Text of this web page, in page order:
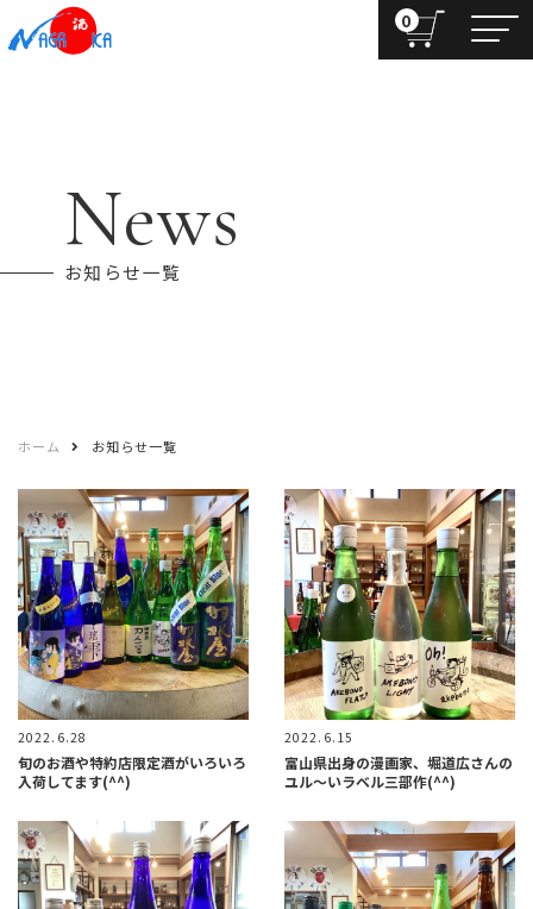
0
News
お知らせ一覧
ホーム お知らせ一覧
2022.6.28
旬のお酒や特約店限定酒がいろいろ
入荷してます(^^)
2022.6.15
富山県出身の漫画家、堀道広さんの
ユル〜いラベル三部作(^^)